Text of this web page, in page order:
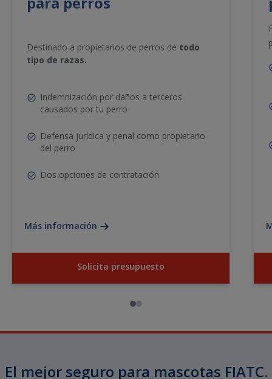
Destinado a propietarios de perros de todo
tipo de razas.
Indemnización por daños a terceros
causados por tu perro
Defensa jurídica y penal como propietario
del perro
Dos opciones de contratación
Más información
Solicita presupuesto
El mejor seguro para mascotas FIATC.